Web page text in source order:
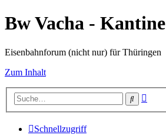
Bw Vacha - Kantine
Eisenbahnforum (nicht nur) für Thüringen
Zum Inhalt
Suche
Schnellzugriff